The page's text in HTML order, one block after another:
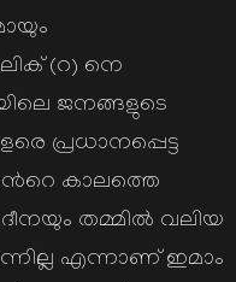
(റ) നെ
ജനങ്ങളുടെ
പ്രധാനപ്പെട്ട
കാലത്തെ
തമ്മില്‍ വലിയ
എന്നാണ് ഇമാം